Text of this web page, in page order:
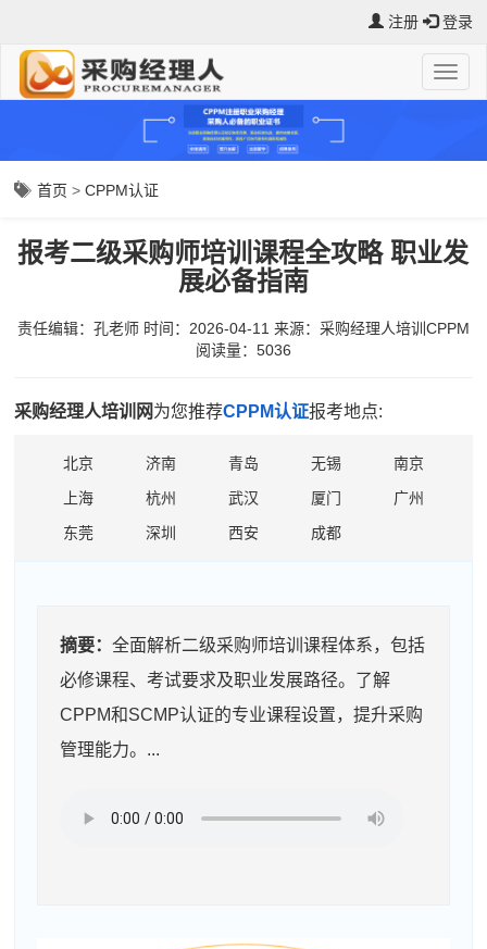
注册 登录
首页 >CPPM认证
报考二级采购师培训课程全攻略 职业发
展必备指南
责任编辑：孔老师 时间：2026-04-11 来源： 采购经理人培训CPPM
阅读量：5036
采购经理人培训网为您推荐CPPM认证报考地点:
北京 济南 青岛 无锡
南京
上海
杭州 武汉 厦门
广州
东莞
深圳 西安 成都
摘要：全面解析二级采购师培训课程体系，包括
必修课程、考试要求及职业发展路径。了解
CPPM和SCMP认证的专业课程设置，提升采购
管理能力。...